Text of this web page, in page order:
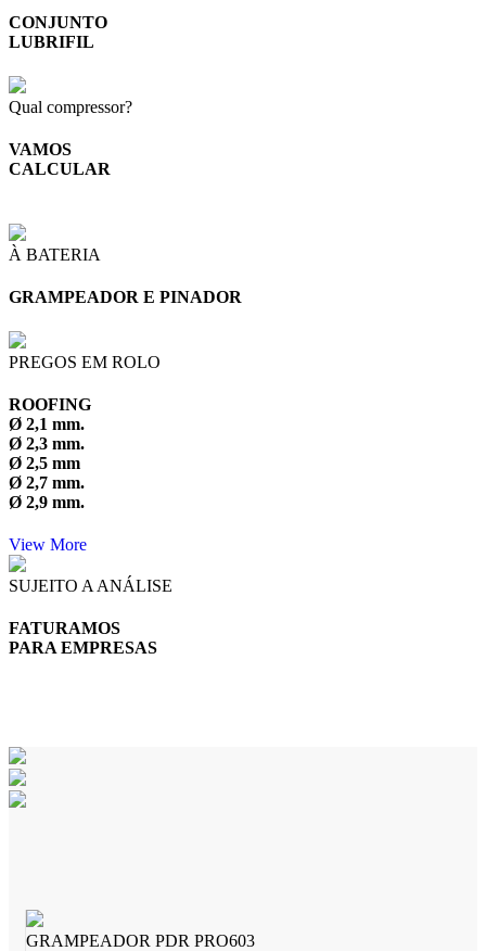
CONJUNTO
LUBRIFIL
Qual compressor?
VAMOS
CALCULAR
À BATERIA
GRAMPEADOR E PINADOR
PREGOS EM ROLO
ROOFING
Ø 2,1 mm.
Ø 2,3 mm.
Ø 2,5 mm
Ø 2,7 mm.
Ø 2,9 mm.
View More
SUJEITO A ANÁLISE
FATURAMOS
PARA EMPRESAS
GRAMPEADOR PDR PRO603